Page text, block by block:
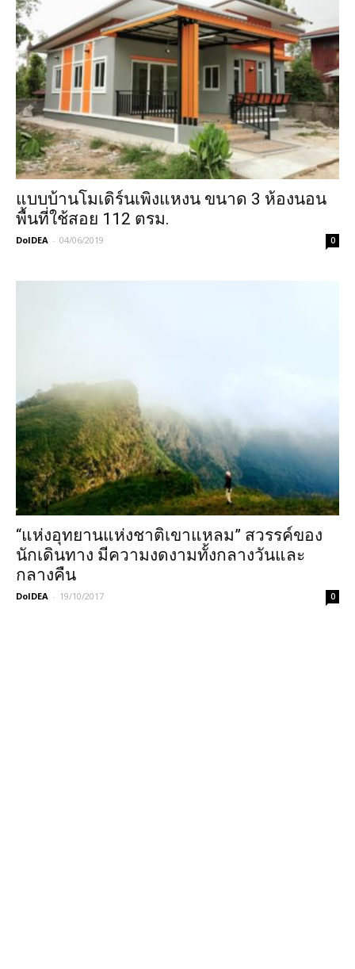
แบบบ้านโมเดิร์นเพิงแหงน ขนาด 3 ห้องนอน
พื้นที่ใช้สอย 112 ตรม.
DoIDEA - 04/06/2019 0
“แห่งอุทยานแห่งชาติเขาแหลม” สวรรค์ของ
นักเดินทาง มีความงดงามทั้งกลางวันและ
กลางคืน
DoIDEA - 19/10/2017 0